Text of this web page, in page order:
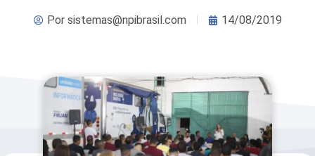
Porsistemas@npibrasil.com 14/08/2019